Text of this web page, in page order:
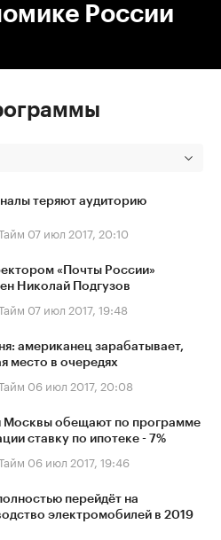
России
теряют аудиторию
07 июл 2017, 20:10
«Почты России»
Николай Подгузов
07 июл 2017, 19:48
американец зарабатывает,
место в очередях
06 июл 2017, 20:08
Москвы обещают по программе
ставку по ипотеке - 7%
06 июл 2017, 19:46
перейдёт на
электромобилей в 2019